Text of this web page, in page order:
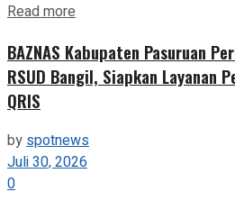
Read more
BAZNAS Kabupaten Pasuruan
RSUD Bangil, Siapkan Layanan
QRIS
by spotnews
Juli 30, 2026
0